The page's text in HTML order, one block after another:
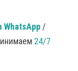
WhatsApp /
24/7